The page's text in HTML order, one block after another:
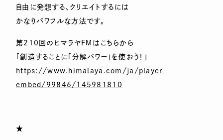
自由に発想する、クリエイトするには
かなりパワフルな方法です。
第210回のヒマラヤＦＭはこちらから
「創造することに「分解パワー」を使おう！」
https://www.himalaya.com/ja/player-
embed/99846/145981810
★